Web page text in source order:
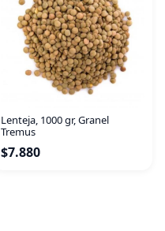
Lenteja, 1000 gr, Granel
Tremus
$7.880